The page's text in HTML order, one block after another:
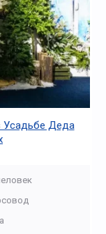
Усадьбе Деда